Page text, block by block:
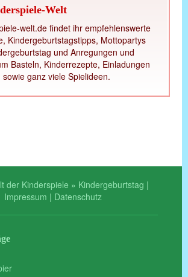
Welt
welt.de findet ihr empfehlenswerte
Kindergeburtstagstipps, Mottopartys
und Anregungen und
Basteln, Kinderrezepte, Einladungen
ganz viele Spielideen.
der Kinderspiele » Kindergeburtstag |
Impressum | Datenschutz